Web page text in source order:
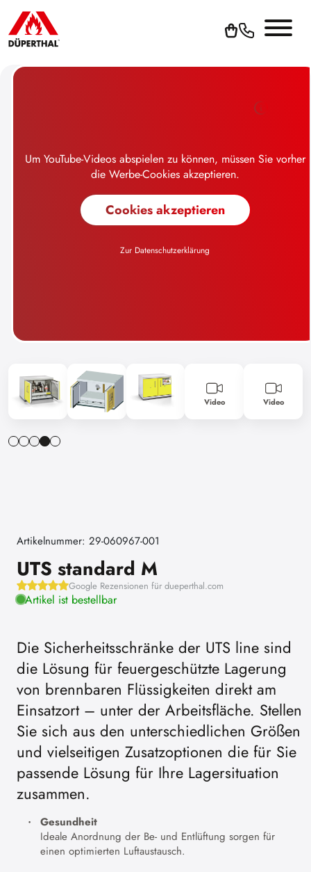
Video Video
Artikelnummer: 29-060967-001
UTS standard M
Google Rezensionen für dueperthal.com
Artikel ist bestellbar
Die Sicherheitsschränke der UTS line sind
die Lösung für feuergeschützte Lagerung
von brennbaren Flüssigkeiten direkt am
Einsatzort – unter der Arbeitsfläche. Stellen
Sie sich aus den unterschiedlichen Größen
und vielseitigen Zusatzoptionen die für Sie
passende Lösung für Ihre Lagersituation
zusammen.
Gesundheit
Ideale Anordnung der Be- und Entlüftung sorgen für
einen optimierten Luftaustausch.